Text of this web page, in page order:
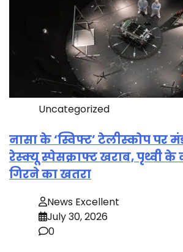
Uncategorized
नासा के ‘स्विफ्ट’ टेलीस्कोप पर
रेस्क्यू स्पेसक्राफ्ट खराब, पृथ्वी
गिरने का खतरा
News Excellent
July 30, 2026
0